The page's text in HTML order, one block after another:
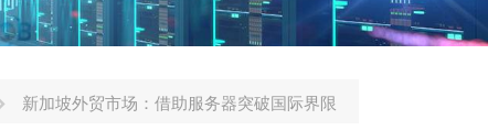
新加坡外贸市场：借助服务器突破国际界限